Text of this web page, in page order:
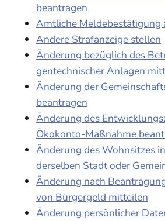
beantragen
Amtliche Meldebestätigung
Andere Strafanzeige stellen
Änderung bezüglich des
gentechnischer Anlagen
Änderung der
beantragen
Änderung des
Ökokonto-Maßnahme
Änderung des Wohnsitzes
derselben Stadt oder
Änderung nach
von Bürgergeld mitteilen
Änderung persönlicher